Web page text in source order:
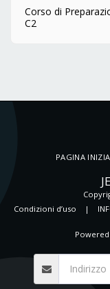
Corso di
C2
Condizioni d’uso |
PAGINA